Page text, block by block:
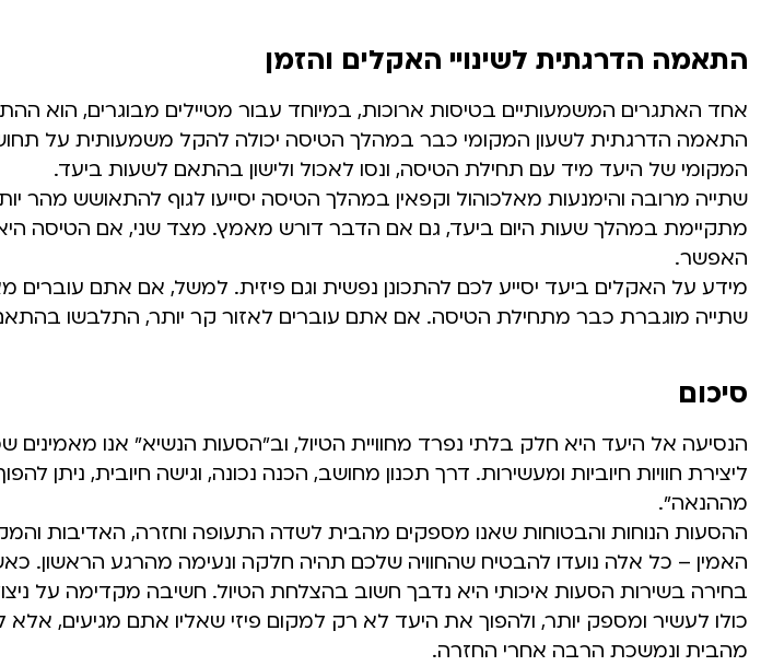
התאמה הדרגתית לשינויי האקלים והזמן
אחד האתגרים המשמעותיים בטיסות ארוכות, במיוחד עבור מטיילים מבוגרים, הוא
התאמה הדרגתית לשעון המקומי כבר במהלך הטיסה יכולה להקל משמעותית על
המקומי של היעד מיד עם תחילת הטיסה, ונסו לאכול ולישון בהתאם לשעות ביעד.
שתייה מרובה והימנעות מאלכוהול וקפאין במהלך הטיסה יסייעו לגוף להתאושש מהר
מתקיימת במהלך שעות היום ביעד, גם אם הדבר דורש מאמץ. מצד שני, אם הטיסה היא
האפשר.
מידע על האקלים ביעד יסייע לכם להתכונן נפשית וגם פיזית. למשל, אם אתם עוברים
שתייה מוגברת כבר מתחילת הטיסה. אם אתם עוברים לאזור קר יותר, התלבשו
סיכום
הנסיעה אל היעד היא חלק בלתי נפרד מחוויית הטיול, וב"הסעות הנשיא" אנו מאמינים
ליצירת חוויות חיוביות ומעשירות. דרך תכנון מחושב, הכנה נכונה, וגישה חיובית, ניתן
מההנאה".
ההסעות הנוחות והבטוחות שאנו מספקים מהבית לשדה התעופה וחזרה, האדיבות
האמין – כל אלה נועדו להבטיח שהחוויה שלכם תהיה חלקה ונעימה מהרגע הראשון.
בחירה בשירות הסעות איכותי היא נדבך חשוב בהצלחת הטיול. חשיבה מקדימה על
כולו לעשיר ומספק יותר, ולהפוך את היעד לא רק למקום פיזי שאליו אתם מגיעים, אלא
מהבית ונמשכת הרבה אחרי החזרה.